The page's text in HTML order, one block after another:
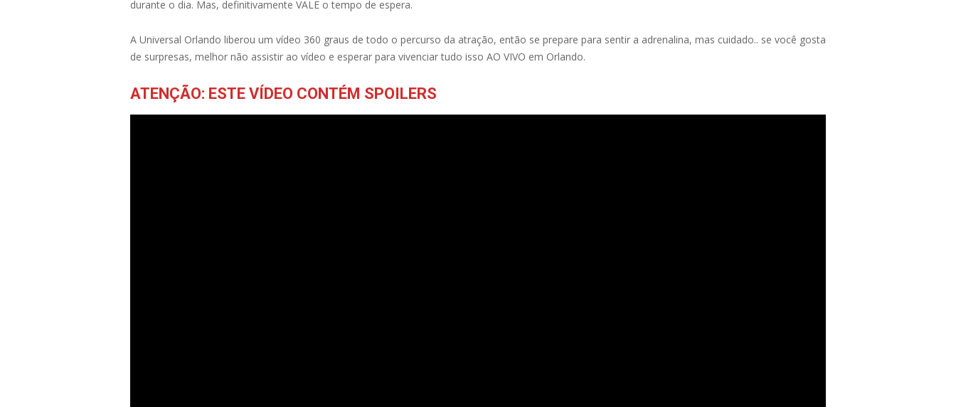
durante o dia. Mas, definitivamente VALE o tempo de espera.
A Universal Orlando liberou um vídeo 360 graus de todo o percurso da atração, então se prepare para sentir a adrenalina, mas cuidado.. se você gosta
de surpresas, melhor não assistir ao vídeo e esperar para vivenciar tudo isso AO VIVO em Orlando.
ATENÇÃO: ESTE VÍDEO CONTÉM SPOILERS